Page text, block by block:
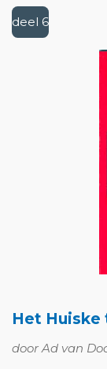
deel 6
Het Huiske
door Ad van